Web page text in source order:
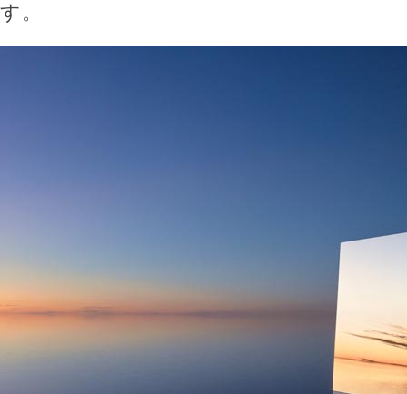
す。